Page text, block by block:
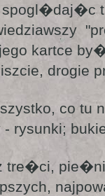
spogl�daj�c
kartce
co tu
- rysunki;
tre�ci,